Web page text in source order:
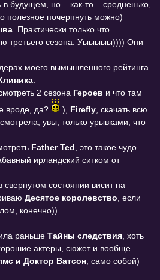
будущем, но... как-то... средненько,
полезное почерпнуть можно)
. Практически только что
третьего сезона. Уыыыыы)))) Они
моего вымышленного рейтинга
2 сезона Героев и что там
вроде, да?
), Firefly , скачать всю
смотрела, увы, только урывками, что
Father Ted , это такое чудо
ирландский ситком от
свернутом состоянии висит на
Десятое королевство , если
конечно))
раньше Тайны следствия , хоть
актеры, сюжет и вообще
и Доктор Ватсон , само собой)